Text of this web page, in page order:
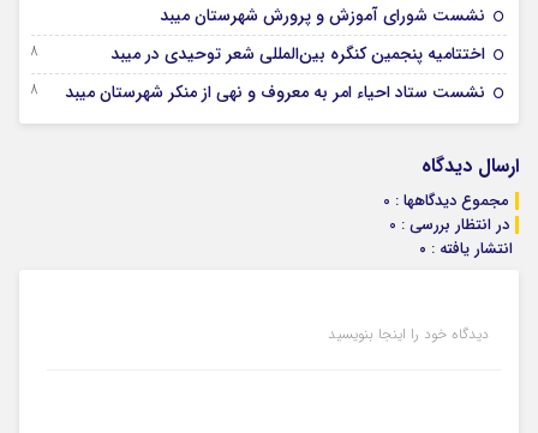
نشست شورای آموزش و پرورش شهرستان میبد
اختتامیه پنجمین کنگره بین‌المللی شعر توحیدی در میبد 28 شهریور 1404
نشست ستاد احیاء امر به معروف و نهی از منکر شهرستان میبد 28 شهریور 1404
ارسال دیدگاه
مجموع دیدگاهها : 0
در انتظار بررسی : 0
انتشار یافته : ۰
دیدگاه خود را اینجا بنویسید